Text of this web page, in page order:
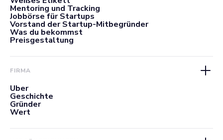
Mentoring und Tracking
Jobbörse für Startups
Vorstand der Startup-Mitbegründer
Was du bekommst
Preisgestaltung
FIRMA
Über
Geschichte
Gründer
Wert